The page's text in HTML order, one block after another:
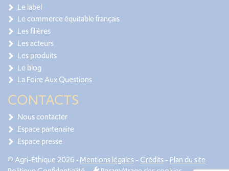
Le label
Le commerce équitable français
Les filières
Les acteurs
Les produits
Le blog
La Foire Aux Questions
CONTACTS
Nous contacter
Espace partenaire
Espace presse
© Agri-Éthique 2026 •Mentions légales- Crédits- Plan du site